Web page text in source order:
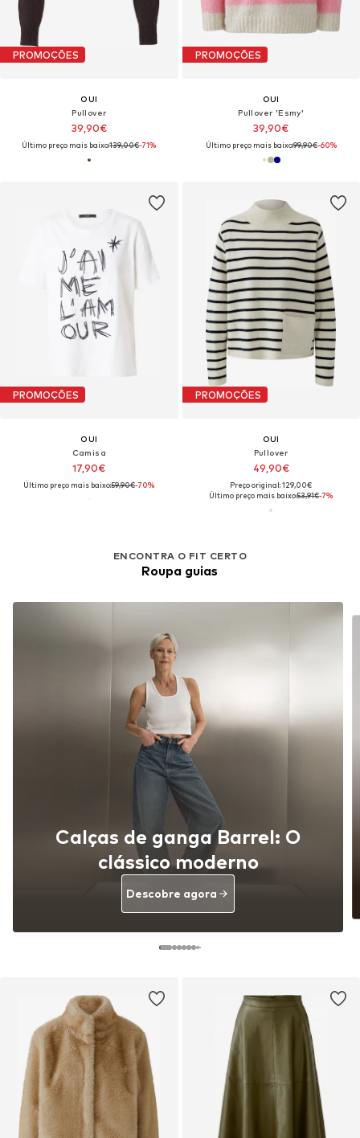
PROMOÇÕES
OUI
Pullover
39,90€
Último preço mais baixo:139,00€-71%
PROMOÇÕES
OUI
Pullover 'Esmy'
39,90€
Último preço mais baixo:99,90€-60%
PROMOÇÕES
OUI
Camisa
17,90€
Último preço mais baixo:59,90€-70%
PROMOÇÕES
OUI
Pullover
49,90€
Preço original: 129,00€
Último preço mais baixo:53,91€-7%
ENCONTRA O FIT CERTO
Roupa guias
Calças de ganga Barrel: O
clássico moderno
Descobre agora